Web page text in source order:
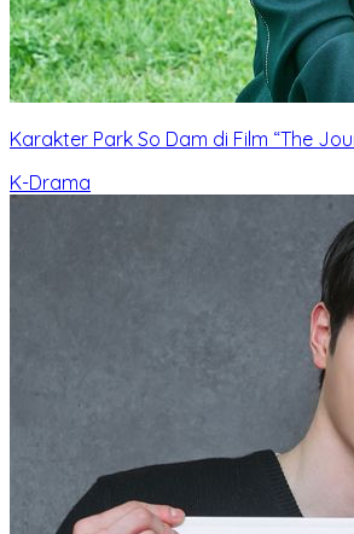
Karakter Park So Dam di Film “The
K-Drama